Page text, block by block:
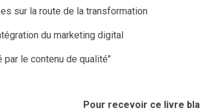
sur la route de la transformation
du marketing digital
par le contenu de qualité"
Pour recevoir ce livre